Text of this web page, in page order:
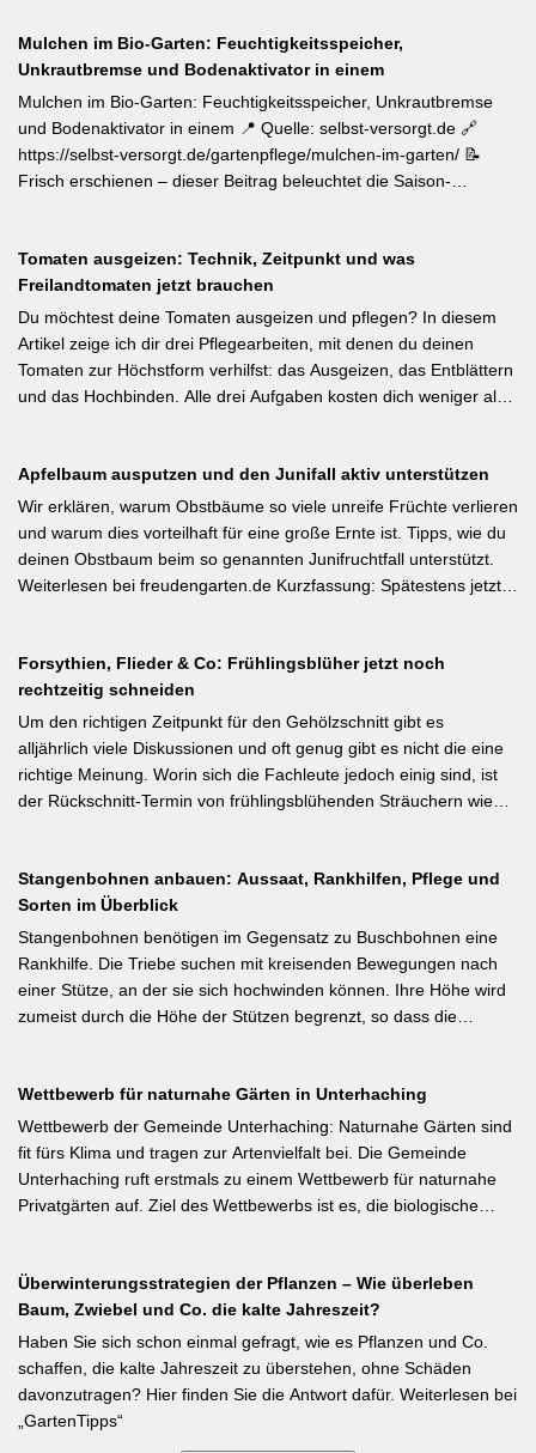
Gartenbewirtschaftung – unabhängig von der Gartengröße –
einen messbaren Beitrag zur regionalen Artenvielfalt leistet.
Nützlingsförderung, strukturreiche Beete und der Verzicht auf
Pestizide sind die entscheidenden Stellschrauben. Ein
motivierender Impuls für jeden GBV-Garten. [Thema-Tag:
#Biodiversität #Gartengestaltung #Naturnahergarten]
Mulchen im Bio-Garten: Feuchtigkeitsspeicher,
Unkrautbremse und Bodenaktivator in einem
Mulchen im Bio-Garten: Feuchtigkeitsspeicher, Unkrautbremse
und Bodenaktivator in einem 📍 Quelle: selbst-versorgt.de 🔗
https://selbst-versorgt.de/gartenpflege/mulchen-im-garten/ 📝
Frisch erschienen – dieser Beitrag beleuchtet die Saison-
Austrocknung. Die ideale Schichtdicke liegt bei 5–10 cm, immer
mit Abstand zum Pflanzenstamm, um Fäulnis zu vermeiden.
Besonders wertvoll: Häufige Fehler wie zu dicke Schichten oder
die Verwendung von frischem Rasenschnitt als alleiniges Material
werden klar benannt. [Thema-Tag: #Bodenpflege #Mulchen
#BiologischerGartenbau]
Tomaten ausgeizen: Technik, Zeitpunkt und was
Freilandtomaten jetzt brauchen
Du möchtest deine Tomaten ausgeizen und pflegen? In diesem
Artikel zeige ich dir drei Pflegearbeiten, mit denen du deinen
Tomaten zur Höchstform verhilfst: das Ausgeizen, das Entblättern
und das Hochbinden. Alle drei Aufgaben kosten dich weniger als
Tomatenkrankheit Braunfäule vorbeugst. Weiterlesen bei
Wurzelwerk – Gartenwissen von Profis Kurzfassung: Ein bildreich
illustrierter Praxis-Leitfaden: Das Ausgeizen beginnt direkt nach
dem Auspflanzen und sollte wöchentlich wiederholt werden.
Geiztriebe morgens entfernen, damit Wunden rasch abtrocknen.
interessant: Der Artikel diskutiert, wann bei Freilandtomaten das
Ausgeizen kontraproduktiv ist – etwa bei buschigen Sorten, die
von Seitentrieben profitieren.
Apfelbaum ausputzen und den Junifall aktiv unterstützen
Wir erklären, warum Obstbäume so viele unreife Früchte verlieren
und warum dies vorteilhaft für eine große Ernte ist. Tipps, wie du
deinen Obstbaum beim so genannten Junifruchtfall unterstützt.
Weiterlesen bei freudengarten.de Kurzfassung: Spätestens jetzt –
% der Blüten werden zu Früchten, ein rechtzeitiges Eingreifen vor
dem Junifall beugt der Alternanz (Abwechslung von
Ertragsjahren) vor. Für Äpfel und Birnen gilt: max. zwei kräftige
Früchte pro Fruchtbüschel, Abstand mindestens eine Handbreit.
Früchte in Schattenzonen vollständig entfernen.
Forsythien, Flieder & Co: Frühlingsblüher jetzt noch
rechtzeitig schneiden
Um den richtigen Zeitpunkt für den Gehölzschnitt gibt es
alljährlich viele Diskussionen und oft genug gibt es nicht die eine
richtige Meinung. Worin sich die Fachleute jedoch einig sind, ist
der Rückschnitt-Termin von frühlingsblühenden Sträuchern wie
Flieder und Zierkirsche bilden ihre Blütenknospen für das nächste
Jahr im Sommer. Der Schnitt direkt nach der Blüte (bei Flieder:
sofort nach dem Verblühen!) ist die letzte Chance – wer jetzt noch
nicht geschnitten hat, sollte spätestens in den nächsten zwei
Wochen ran. Das Grundprinzip: Überflüssige alte Triebe
bodennah entfernen, damit das neue Holz ausreifen kann.
Stangenbohnen anbauen: Aussaat, Rankhilfen, Pflege und
Sorten im Überblick
Stangenbohnen benötigen im Gegensatz zu Buschbohnen eine
Rankhilfe. Die Triebe suchen mit kreisenden Bewegungen nach
einer Stütze, an der sie sich hochwinden können. Ihre Höhe wird
zumeist durch die Höhe der Stützen begrenzt, so dass die
Weiterlesen bei meine-ernte.de Kurzfassung: Bis Mitte Juni ist die
Aussaat von Stangenbohnen direkt ins Freiland noch problemlos
möglich. Samen über Nacht wässern, 5–6 cm tief setzen,
Pflanzabstand 50 cm. Als Mittelzehrer brauchen Stangenbohnen
im Gegensatz zu Buschbohnen eine moderierte Düngung
der Luft binden – Vorfrucht-Wirkung für das nächste Gartenjahr.
Wettbewerb für naturnahe Gärten in Unterhaching
Wettbewerb der Gemeinde Unterhaching: Naturnahe Gärten sind
fit fürs Klima und tragen zur Artenvielfalt bei. Die Gemeinde
Unterhaching ruft erstmals zu einem Wettbewerb für naturnahe
Privatgärten auf. Ziel des Wettbewerbs ist es, die biologische
Verbesserung des Ortsklimas zu leisten. Warum? Entsiegelte
Flächen helfen… Hitze zu reduzieren Regenwasser besser zu
speichern und das Wohnumfeld insgesamt lebenswerter zu
gestalten. Insgesamt drei Gärten werden prämiert. Insgesamt drei
gleichwertige Sieger werden durch eine Expertenjury, bestehend
aus Vertretern der Gemeinde Unterhaching sowie des
Überwinterungsstrategien der Pflanzen – Wie überleben
Baum, Zwiebel und Co. die kalte Jahreszeit?
Haben Sie sich schon einmal gefragt, wie es Pflanzen und Co.
schaffen, die kalte Jahreszeit zu überstehen, ohne Schäden
davonzutragen? Hier finden Sie die Antwort dafür. Weiterlesen bei
„GartenTipps“